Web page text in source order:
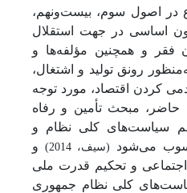
در اصول سوم، بیست‌ونهم،
اساسی در جهت استقلال
فقر و همچنین مؤلفه‌ها و
رونق تولید و اشتغال،
کردن اقتصاد، مورد توجه
مبحث تأمین و رفاه
سیاست‌های کلی نظام و
می‌شود
(سیف، 2014)
و
و تحکیم قدرت ملی
کلی نظام جمهوری